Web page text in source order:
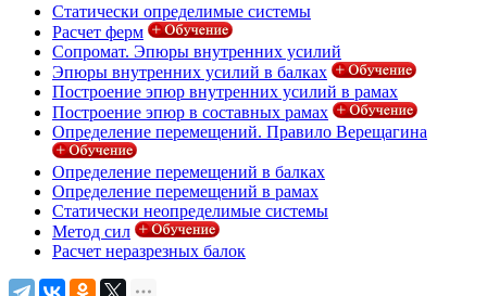
Статически определимые системы
Расчет ферм
Сопромат. Эпюры внутренних усилий
Эпюры внутренних усилий в балках
Построение эпюр внутренних усилий в рамах
Построение эпюр в составных рамах
Определение перемещений. Правило Верещагина
Определение перемещений в балках
Определение перемещений в рамах
Статически неопределимые системы
Метод сил
Расчет неразрезных балок